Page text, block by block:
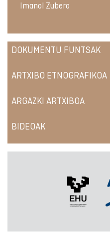
Imanol Zubero
DOKUMENTU FUNTSAK
ARTXIBO ETNOGRAFIKOA
ARGAZKI ARTXIBOA
BIDEOAK